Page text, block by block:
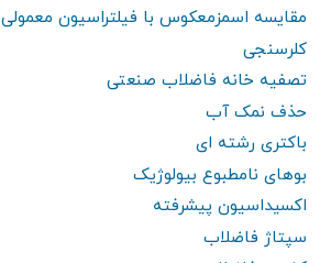
مقایسه اسمزمعکوس با فیلتراسیون معمولی
کلرسنجی
تصفیه خانه فاضلاب صنعتی
حذف نمک آب
باکتری رشته ای
بوهای نامطبوع بیولوژیک
اکسیداسیون پیشرفته
سپتاژ فاضلاب